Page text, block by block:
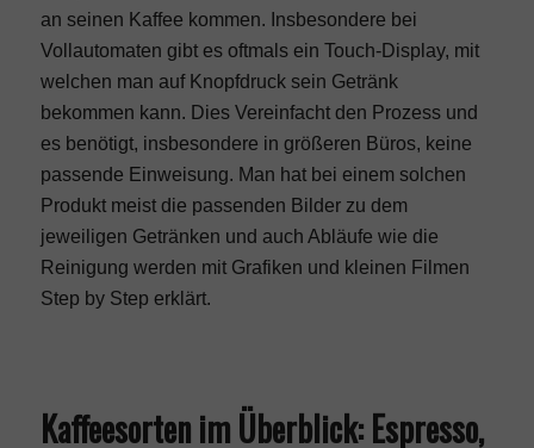
an seinen Kaffee kommen. Insbesondere bei
Vollautomaten gibt es oftmals ein Touch-Display, mit
welchen man auf Knopfdruck sein Getränk
bekommen kann. Dies Vereinfacht den Prozess und
es benötigt, insbesondere in größeren Büros, keine
passende Einweisung. Man hat bei einem solchen
Produkt meist die passenden Bilder zu dem
jeweiligen Getränken und auch Abläufe wie die
Reinigung werden mit Grafiken und kleinen Filmen
Step by Step erklärt.
Kaffeesorten im Überblick: Espresso,